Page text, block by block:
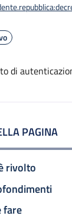
di
PAGINA
rivolto
fare